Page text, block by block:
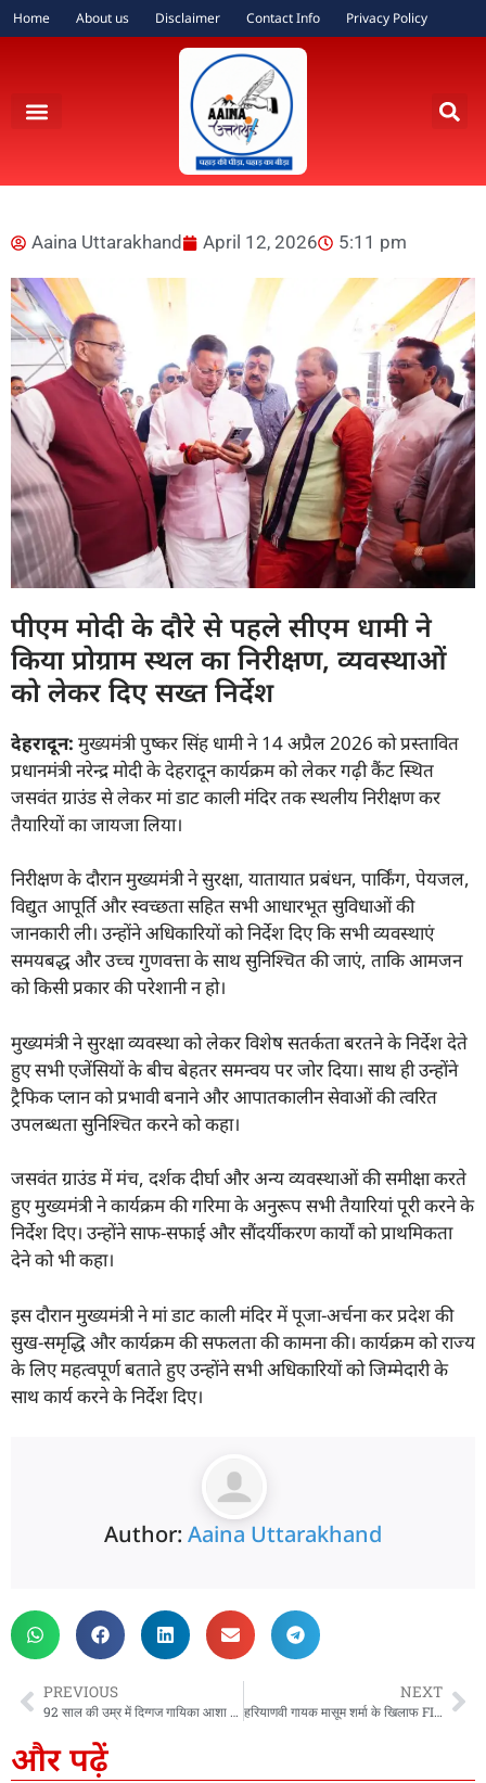
Home About us Disclaimer Contact Info Privacy Policy
Aaina Uttarakhand April 12, 2026 5:11 pm
पीएम मोदी के दौरे से पहले सीएम धामी ने
किया प्रोग्राम स्थल का निरीक्षण, व्यवस्थाओं
को लेकर दिए सख्त निर्देश
देहरादून: मुख्यमंत्री पुष्कर सिंह धामी ने 14 अप्रैल 2026 को प्रस्तावित
प्रधानमंत्री नरेन्द्र मोदी के देहरादून कार्यक्रम को लेकर गढ़ी कैंट स्थित
जसवंत ग्राउंड से लेकर मां डाट काली मंदिर तक स्थलीय निरीक्षण कर
तैयारियों का जायजा लिया।
निरीक्षण के दौरान मुख्यमंत्री ने सुरक्षा, यातायात प्रबंधन, पार्किंग, पेयजल,
विद्युत आपूर्ति और स्वच्छता सहित सभी आधारभूत सुविधाओं की
जानकारी ली। उन्होंने अधिकारियों को निर्देश दिए कि सभी व्यवस्थाएं
समयबद्ध और उच्च गुणवत्ता के साथ सुनिश्चित की जाएं, ताकि आमजन
को किसी प्रकार की परेशानी न हो।
मुख्यमंत्री ने सुरक्षा व्यवस्था को लेकर विशेष सतर्कता बरतने के निर्देश देते
हुए सभी एजेंसियों के बीच बेहतर समन्वय पर जोर दिया। साथ ही उन्होंने
ट्रैफिक प्लान को प्रभावी बनाने और आपातकालीन सेवाओं की त्वरित
उपलब्धता सुनिश्चित करने को कहा।
जसवंत ग्राउंड में मंच, दर्शक दीर्घा और अन्य व्यवस्थाओं की समीक्षा करते
हुए मुख्यमंत्री ने कार्यक्रम की गरिमा के अनुरूप सभी तैयारियां पूरी करने के
निर्देश दिए। उन्होंने साफ-सफाई और सौंदर्यीकरण कार्यों को प्राथमिकता
देने को भी कहा।
इस दौरान मुख्यमंत्री ने मां डाट काली मंदिर में पूजा-अर्चना कर प्रदेश की
सुख-समृद्धि और कार्यक्रम की सफलता की कामना की। कार्यक्रम को राज्य
के लिए महत्वपूर्ण बताते हुए उन्होंने सभी अधिकारियों को जिम्मेदारी के
साथ कार्य करने के निर्देश दिए।
Author: Aaina Uttarakhand
PREVIOUS
92 साल की उम्र में दिग्गज गायिका आशा भोसले का निधन, सोमवार को होगा अंतिम संस्कार
NEXT
हरियाणवी गायक मासूम शर्मा के खिलाफ FIR दर्ज, कॉलेज के कार्यक्रम में मंच से सार्वजनिक गालियां देने का आरोप !
और पढ़ें